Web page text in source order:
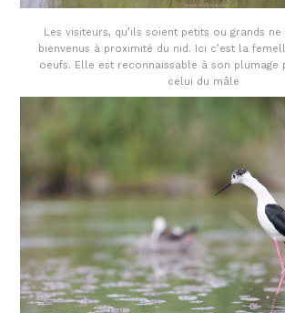
Les visiteurs, qu’ils soient petits ou grands
bienvenus à proximité du nid. Ici c’est la
oeufs. Elle est reconnaissable à son plumage
celui du mâle